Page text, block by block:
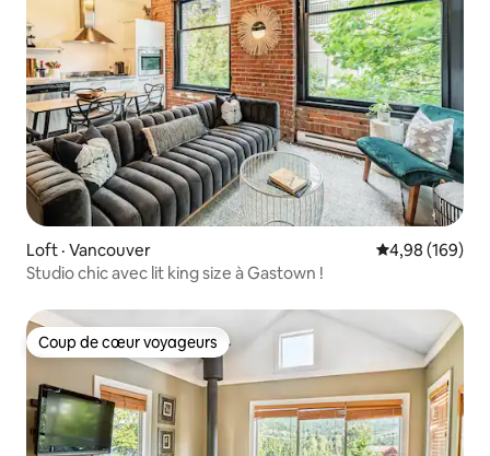
Loft · Vancouver Note
4,98 (169)
Studio chic avec lit king size à Gastown !
Coup de cœur voyageurs
Coup de cœur voyageurs